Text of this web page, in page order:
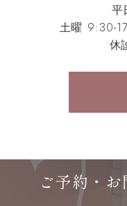
平
土曜 9:30-
休
ご予約・